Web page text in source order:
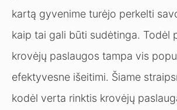
kartą gyvenime turėjo perkelti
kaip tai gali būti sudėtinga. Todėl
krovėjų paslaugos tampa vis
efektyvesne išeitimi. Šiame
kodėl verta rinktis krovėjų